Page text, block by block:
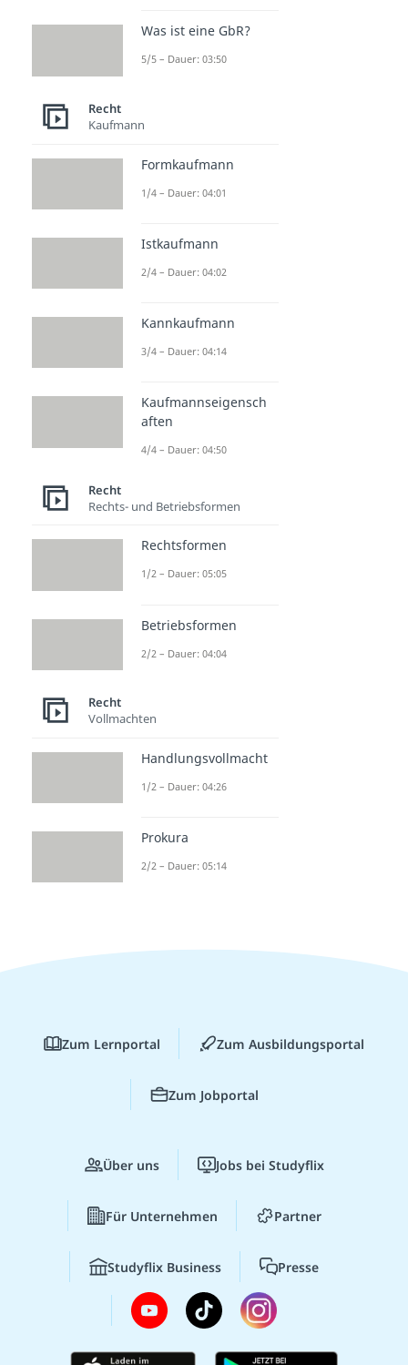
Was ist eine GbR?
5/5 – Dauer: 03:50
Recht
Kaufmann
Formkaufmann
1/4 – Dauer: 04:01
Istkaufmann
2/4 – Dauer: 04:02
Kannkaufmann
3/4 – Dauer: 04:14
Kaufmannseigensch
aften
4/4 – Dauer: 04:50
Recht
Rechts- und Betriebsformen
Rechtsformen
1/2 – Dauer: 05:05
Betriebsformen
2/2 – Dauer: 04:04
Recht
Vollmachten
Handlungsvollmacht
1/2 – Dauer: 04:26
Prokura
2/2 – Dauer: 05:14
Zum Lernportal Zum Ausbildungsportal
Zum Jobportal
Über uns Jobs bei Studyflix
Für Unternehmen Partner
Studyflix Business Presse